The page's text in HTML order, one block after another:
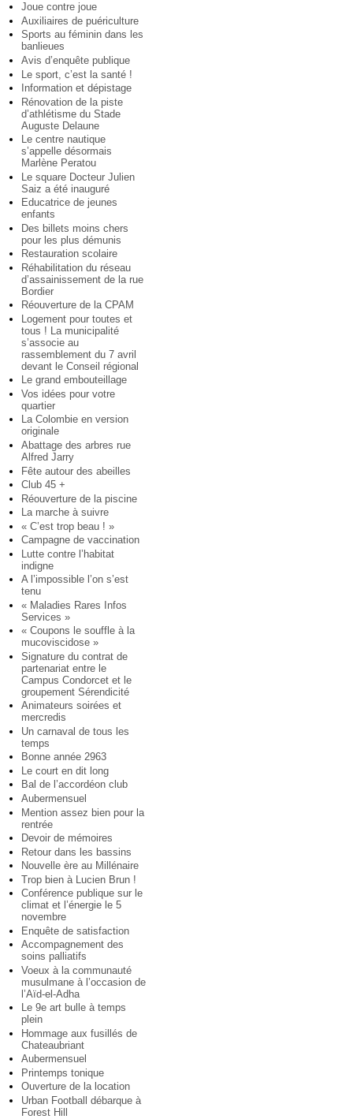
Joue contre joue
Auxiliaires de puériculture
Sports au féminin dans les
banlieues
Avis d’enquête publique
Le sport, c’est la santé !
Information et dépistage
Rénovation de la piste
d’athlétisme du Stade
Auguste Delaune
Le centre nautique
s’appelle désormais
Marlène Peratou
Le square Docteur Julien
Saiz a été inauguré
Educatrice de jeunes
enfants
Des billets moins chers
pour les plus démunis
Restauration scolaire
Réhabilitation du réseau
d’assainissement de la rue
Bordier
Réouverture de la CPAM
Logement pour toutes et
tous ! La municipalité
s’associe au
rassemblement du 7 avril
devant le Conseil régional
Le grand embouteillage
Vos idées pour votre
quartier
La Colombie en version
originale
Abattage des arbres rue
Alfred Jarry
Fête autour des abeilles
Club 45 +
Réouverture de la piscine
La marche à suivre
« C’est trop beau ! »
Campagne de vaccination
Lutte contre l’habitat
indigne
A l’impossible l’on s’est
tenu
« Maladies Rares Infos
Services »
« Coupons le souffle à la
mucoviscidose »
Signature du contrat de
partenariat entre le
Campus Condorcet et le
groupement Sérendicité
Animateurs soirées et
mercredis
Un carnaval de tous les
temps
Bonne année 2963
Le court en dit long
Bal de l’accordéon club
Aubermensuel
Mention assez bien pour la
rentrée
Devoir de mémoires
Retour dans les bassins
Nouvelle ère au Millénaire
Trop bien à Lucien Brun !
Conférence publique sur le
climat et l’énergie le 5
novembre
Enquête de satisfaction
Accompagnement des
soins palliatifs
Voeux à la communauté
musulmane à l’occasion de
l’Aïd-el-Adha
Le 9e art bulle à temps
plein
Hommage aux fusillés de
Chateaubriant
Aubermensuel
Printemps tonique
Ouverture de la location
Urban Football débarque à
Forest Hill